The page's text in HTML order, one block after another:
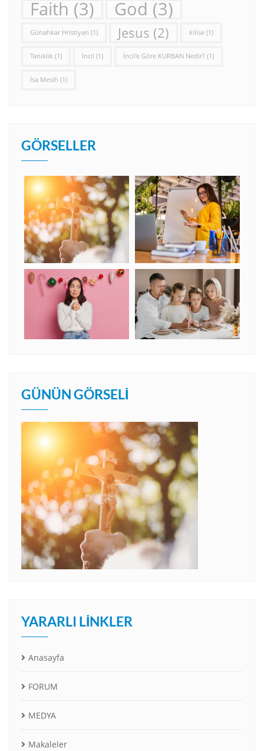
Faith (3) God (3)
Günahkar Hristiyan (1) Jesus (2) kilise (1)
Tanıklık (1) İncil (1) İncil’e Göre KURBAN Nedir? (1)
İsa Mesih (1)
GÖRSELLER
GÜNÜN GÖRSELI
YARARLI LINKLER
Anasayfa
FORUM
MEDYA
Makaleler